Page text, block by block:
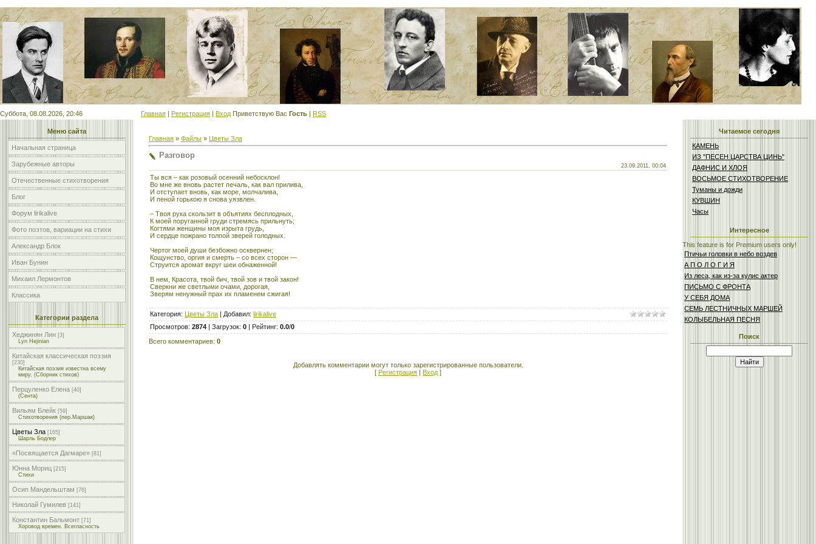
Суббота, 08.08.2026, 20:46 Главная | Регистрация | Вход Приветствую Вас Гость | RSS
Меню сайта
Начальная страница
Зарубежные авторы
Отечественные стихотворения
Блог
Форум lirikalive
Фото поэтов, вариации на стихи
Александр Блок
Иван Бунин
Михаил Лермонтов
Классика
Категории раздела
Хеджинян Лин [3]
Lyn Hejinian
Китайская классическая поэзия
[230]
Китайская поэзия известна всему
миру. (Сборник стихов)
Перцуленко Елена [40]
(Сента)
Вильям Блейк [59]
Стихотворения (пер.Маршак)
Цветы Зла [165]
Шарль Бодлер
«Посвящается Дагмаре» [81]
Юнна Мориц [215]
Стихи
Осип Мандельштам [76]
Николай Гумилев [141]
Константин Бальмонт [71]
Хоровод времен. Всегласность
Главная » Файлы » Цветы Зла
Разговор
23.09.2011, 00:04
Ты вся – как розовый осенний небосклон!
Во мне же вновь растет печаль, как вал прилива,
И отступает вновь, как море, молчалива,
И пеной горькою я снова уязвлен.
– Твоя рука скользит в объятиях бесплодных,
К моей поруганной груди стремясь прильнуть;
Когтями женщины моя изрыта грудь,
И сердце пожрано толпой зверей голодных.
Чертог моей души безбожно осквернен;
Кощунство, оргия и смерть – со всех сторон —
Струится аромат вкруг шеи обнаженной!
В нем, Красота, твой бич, твой зов и твой закон!
Сверкни же светлыми очами, дорогая,
Зверям ненужный прах их пламенем сжигая!
Категория: Цветы Зла | Добавил: lirikalive
Просмотров: 2874 | Загрузок: 0 | Рейтинг: 0.0/0
Всего комментариев: 0
Добавлять комментарии могут только зарегистрированные пользователи.
[ Регистрация | Вход ]
Читаемое сегодня
КАМЕНЬ
ИЗ "ПЕСЕН ЦАРСТВА ЦИНЬ"
ДАФНИС И ХЛОЯ
ВОСЬМОЕ СТИХОТВОРЕНИЕ
Туманы и дожди
КУВШИН
Часы
Интересное
This feature is for Premium users only!
Птичьи головки в небо воздев
А П О Л О Г И Я
Из леса, как из-за кулис актер
ПИСЬМО С ФРОНТА
У СЕБЯ ДОМА
СЕМЬ ЛЕСТНИЧНЫХ МАРШЕЙ
КОЛЫБЕЛЬНАЯ ПЕСНЯ
Поиск